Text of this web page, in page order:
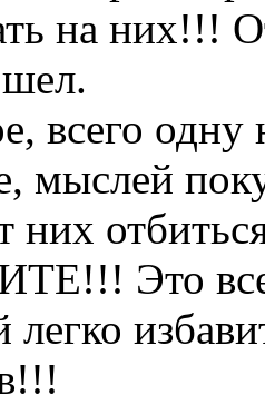
на них!!!
всего
мыслей
них
Это
легко